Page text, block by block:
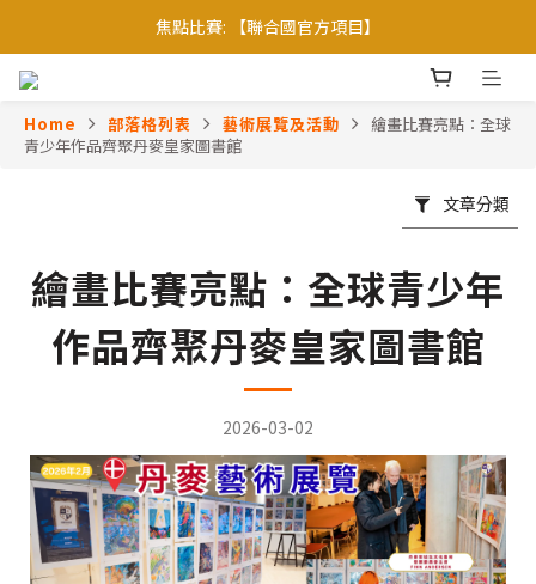
【會員優惠】加入會員專享更多會員禮遇
【會員優惠】加入會員專享更多會員禮遇
Home 部落格列表 藝術展覽及活動
繪畫比賽亮點：全球
青少年作品齊聚丹麥皇家圖書館
文章分類
繪畫比賽亮點：全球青少年
作品齊聚丹麥皇家圖書館
2026-03-02